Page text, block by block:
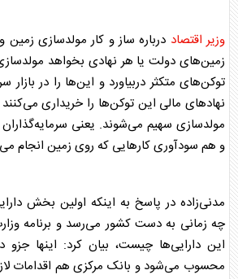
وزیر اقتصاد درباره ساز و کار مولدسازی
زمین‌های دولت یا هر نهادی بخواهد
توکن‌های متکثر دربیاورد و این‌ها را در بازار
نهادهای مالی این توکن‌ها را خریداری
مولدسازی سهیم می‌شوند. یعنی
و هم سودآوری کارهایی که روی زمین انجام
مدنی‌زاده در پاسخ به اینکه اولین بخش
چه زمانی به دست کشور می‌رسد و برنامه
این دارایی‌ها چیست، بیان کرد: اینها جزو
محسوب می‌شود و بانک مرکزی هم اقدامات